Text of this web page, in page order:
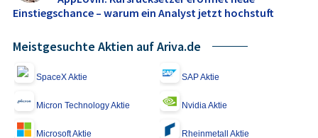
Einstiegschance – warum ein Analyst jetzt hochstuft
Meistgesuchte Aktien auf Ariva.de
SpaceX Aktie SAP Aktie
Micron Technology Aktie Nvidia Aktie
Microsoft Aktie Rheinmetall Aktie